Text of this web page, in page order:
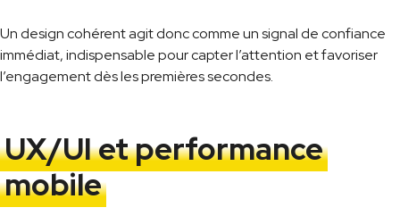
Un design cohérent agit donc comme un signal de confiance
immédiat, indispensable pour capter l’attention et favoriser
l’engagement dès les premières secondes.
UX/UI et performance
mobile